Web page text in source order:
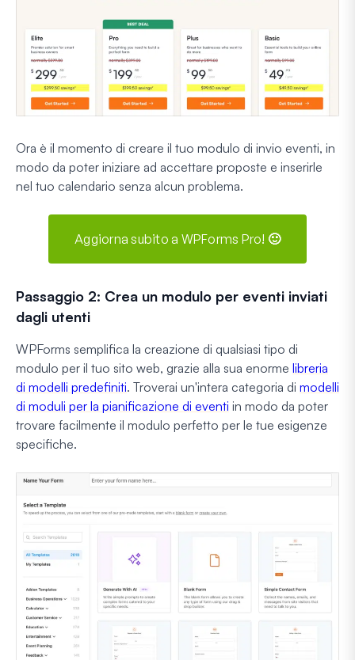
Ora è il momento di creare il tuo modulo di invio eventi, in
modo da poter iniziare ad accettare proposte e inserirle
nel tuo calendario senza alcun problema.
Aggiorna subito a WPForms Pro! 🙂
Passaggio 2: Crea un modulo per eventi inviati
dagli utenti
WPForms semplifica la creazione di qualsiasi tipo di
modulo per il tuo sito web, grazie alla sua enorme libreria
di modelli predefiniti. Troverai un'intera categoria di modelli
di moduli per la pianificazione di eventi in modo da poter
trovare facilmente il modulo perfetto per le tue esigenze
specifiche.